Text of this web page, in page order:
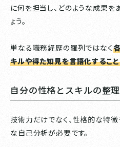
に何を担当し、どのような成果
ょう。
単なる職務経歴の羅列ではなく
キルや得た知見を言語化するこ
自分の性格とスキルの整理
技術力だけでなく、性格的な特
な自己分析が必要です。